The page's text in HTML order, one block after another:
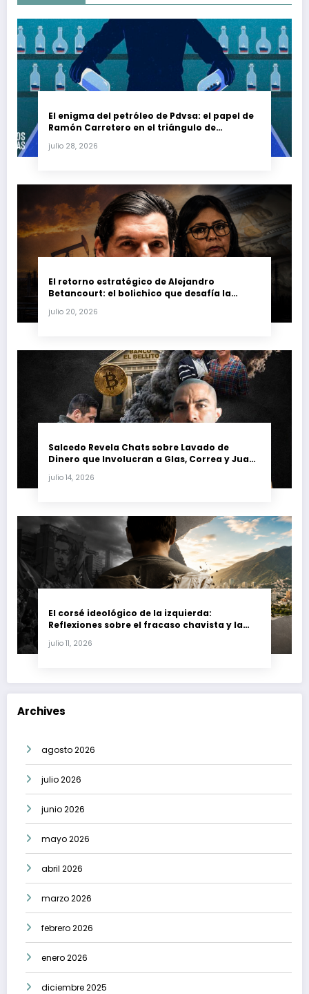
El enigma del petróleo de Pdvsa: el papel de
Ramón Carretero en el triángulo de
julio 28, 2026
El retorno estratégico de Alejandro
Betancourt: el bolichico que desafía la
petrolera venezolana
julio 20, 2026
Salcedo Revela Chats sobre Lavado de
Dinero que Involucran a Glas, Correa y Juan
julio 14, 2026
El corsé ideológico de la izquierda:
Reflexiones sobre el fracaso chavista y la
julio 11, 2026
Archives
agosto 2026
julio 2026
junio 2026
mayo 2026
abril 2026
marzo 2026
febrero 2026
enero 2026
diciembre 2025